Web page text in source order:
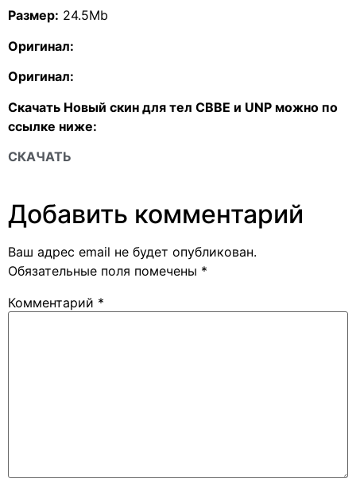
Размер: 24.5Mb
Оригинал:
Оригинал:
Скачать Новый скин для тел CBBE и UNP можно по
ссылке ниже:
СКАЧАТЬ
Добавить комментарий
Ваш адрес email не будет опубликован.
Обязательные поля помечены *
Комментарий *